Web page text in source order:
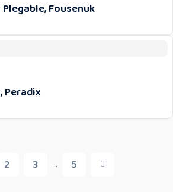
Fousenuk
Peradix
2 3 ... 5